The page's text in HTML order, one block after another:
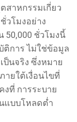
สาหกรรมเกี่ยว
วโมงอย่าง
50,000 ชั่วโมงนี้
ติการ ไม่ใช่ข้อมูล
ป็นจริง ซึ่งหมาย
ายใต้เงื่อนไขที่
ที่ การระบาย
แบบโหลดต่ำ